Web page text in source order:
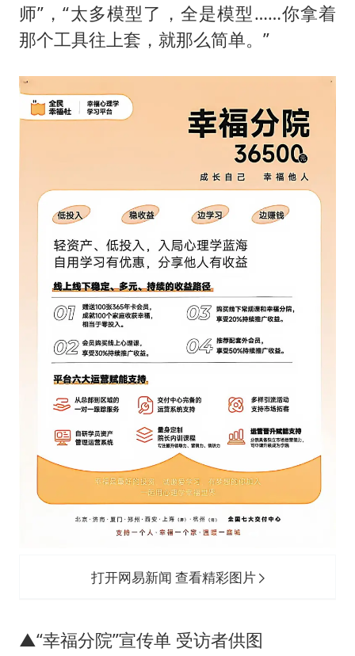
师”，“太多模型了，全是模型……你拿着
那个工具往上套，就那么简单。”
打开网易新闻 查看精彩图片
▲“幸福分院”宣传单 受访者供图